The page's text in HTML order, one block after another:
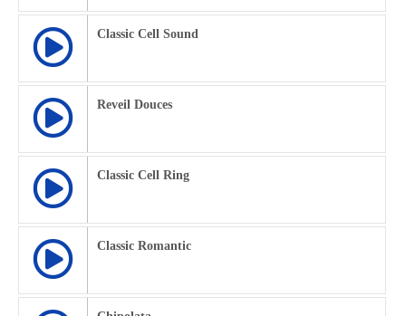
Classic Cell Sound
Reveil Douces
Classic Cell Ring
Classic Romantic